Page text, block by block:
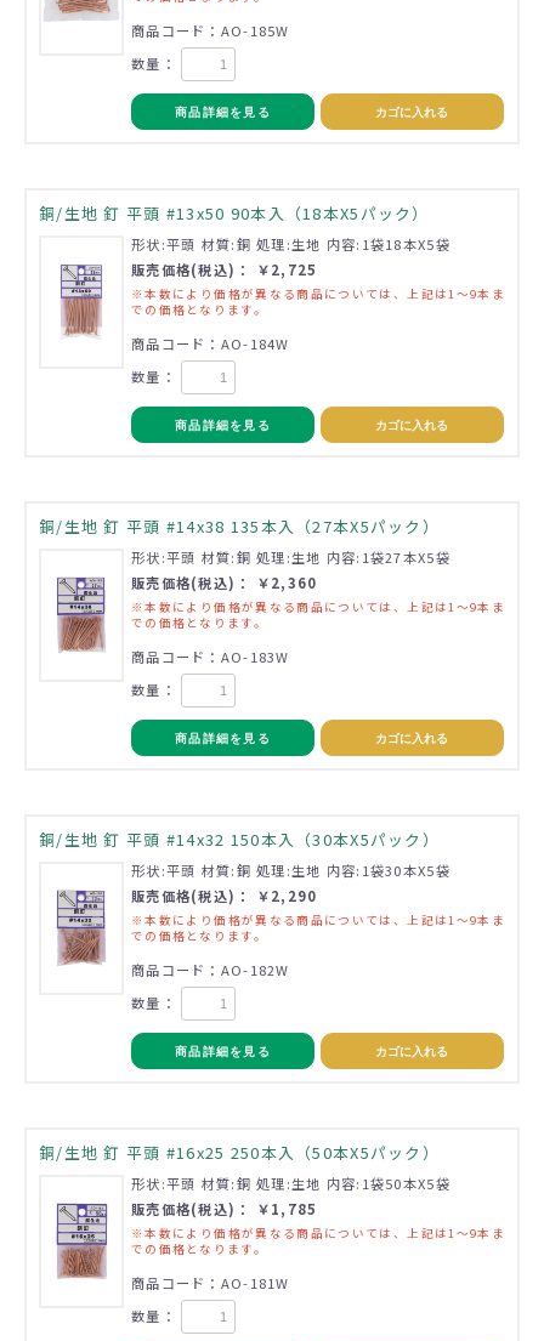
商品コード：AO-185W
数量：
商品詳細を見る カゴに入れる
銅/生地 釘 平頭 #13x50 90本入（18本X5パック）
形状:平頭 材質:銅 処理:生地 内容:1袋18本X5袋
販売価格(税込)： ￥2,725
※本数により価格が異なる商品については、上記は1～9本ま
での価格となります。
商品コード：AO-184W
数量：
商品詳細を見る カゴに入れる
銅/生地 釘 平頭 #14x38 135本入（27本X5パック）
形状:平頭 材質:銅 処理:生地 内容:1袋27本X5袋
販売価格(税込)： ￥2,360
※本数により価格が異なる商品については、上記は1～9本ま
での価格となります。
商品コード：AO-183W
数量：
商品詳細を見る カゴに入れる
銅/生地 釘 平頭 #14x32 150本入（30本X5パック）
形状:平頭 材質:銅 処理:生地 内容:1袋30本X5袋
販売価格(税込)： ￥2,290
※本数により価格が異なる商品については、上記は1～9本ま
での価格となります。
商品コード：AO-182W
数量：
商品詳細を見る カゴに入れる
銅/生地 釘 平頭 #16x25 250本入（50本X5パック）
形状:平頭 材質:銅 処理:生地 内容:1袋50本X5袋
販売価格(税込)： ￥1,785
※本数により価格が異なる商品については、上記は1～9本ま
での価格となります。
商品コード：AO-181W
数量：